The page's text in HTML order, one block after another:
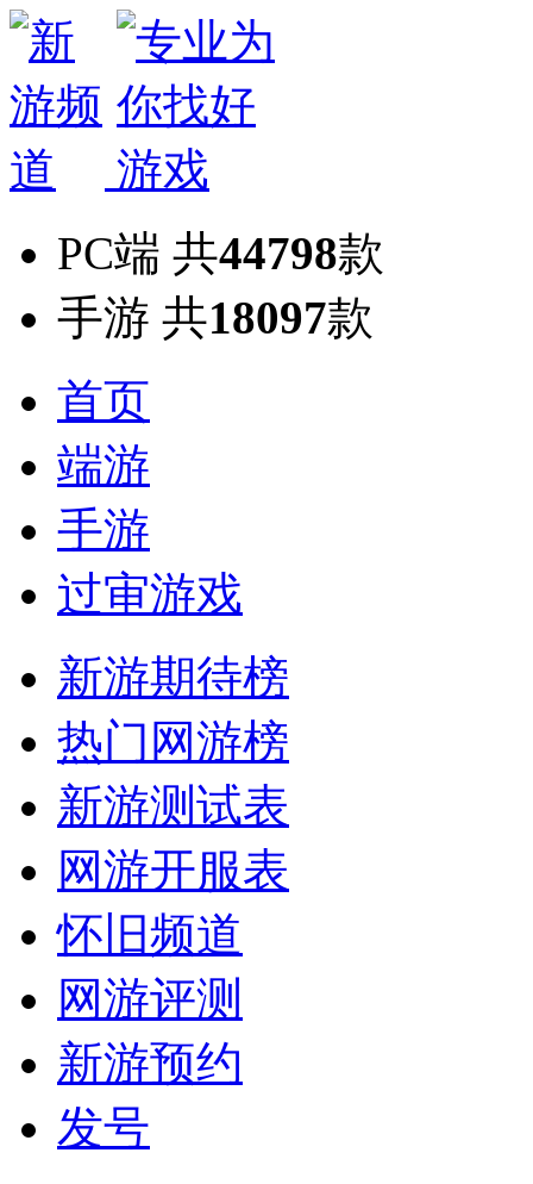
PC端 共44798款
手游 共18097款
首页
端游
手游
过审游戏
新游期待榜
热门网游榜
新游测试表
网游开服表
怀旧频道
网游评测
新游预约
发号